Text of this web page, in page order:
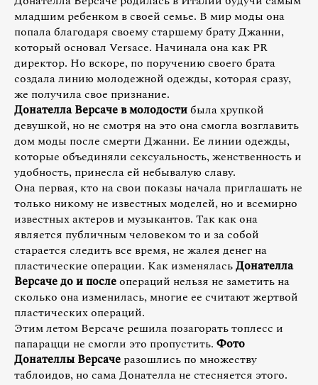
младшим ребенком в своей семье. В мир моды она
попала благодаря своему старшему брату Джанни,
который основал Versace. Начинала она как PR
директор. Но вскоре, по поручению своего брата
создала линию молодежной одежды, которая сразу,
же получила свое признание.
Донателла Версаче в молодостибыла хрупкой
девушкой, но не смотря на это она смогла возглавить
дом моды после смерти Джанни. Ее линии одежды,
которые объединяли сексуальность, женственность и
удобность, принесла ей небывалую славу.
Она первая, кто на свои показы начала приглашать не
только никому не известных моделей, но и всемирно
известных актеров и музыкантов. Так как она
является публичным человеком то и за собой
старается следить все время, не жалея денег на
пластические операции. Как изменяласьДонателла
Версаче до и послеопераций нельзя не заметить на
сколько она изменилась, многие ее считают жертвой
пластических операций.
Этим летом Версаче решила позагорать топлесс и
папарацци не смогли это пропустить. Фото
Донателлы Версаче разошлись по множеству
таблоидов, но сама Донателла не стесняется этого.